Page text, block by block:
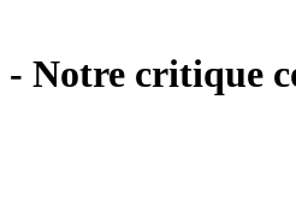
- Notre critique